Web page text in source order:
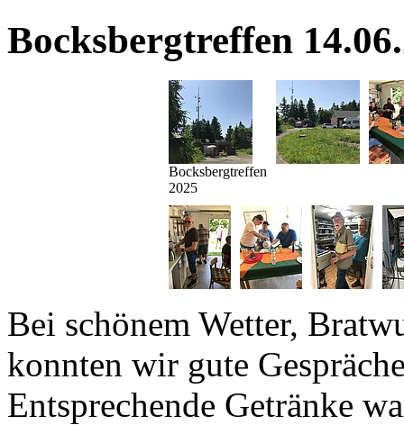
Bocksbergtreffen
Bocksbergtreffen
2025
Bei schönem Wetter,
konnten wir gute
Entsprechende Getränke